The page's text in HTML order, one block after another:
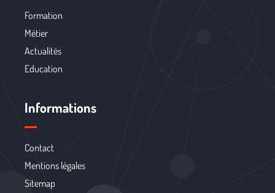
Formation
Métier
Actualités
Education
Informations
Contact
Mentions légales
Sitemap